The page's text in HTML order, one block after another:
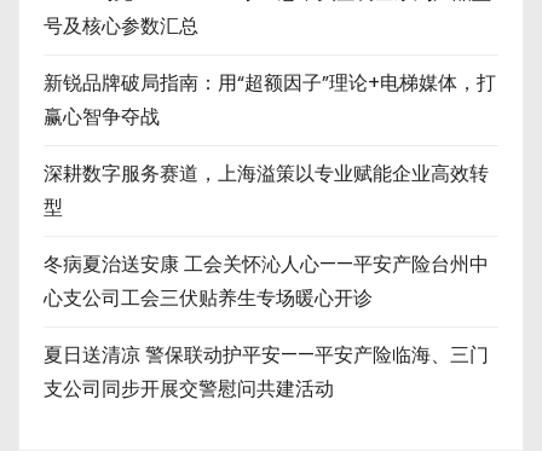
号及核心参数汇总
新锐品牌破局指南：用“超额因子”理论+电梯媒体，打
赢心智争夺战
深耕数字服务赛道，上海溢策以专业赋能企业高效转
型
冬病夏治送安康 工会关怀沁人心——平安产险台州中
心支公司工会三伏贴养生专场暖心开诊
夏日送清凉 警保联动护平安——平安产险临海、三门
支公司同步开展交警慰问共建活动